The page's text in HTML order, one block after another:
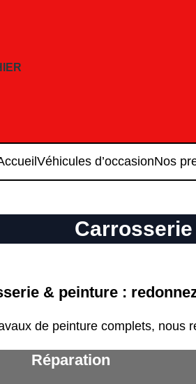
Véhicules d’occasionNos
& peinture :
de peinture complets, nous
Réparation